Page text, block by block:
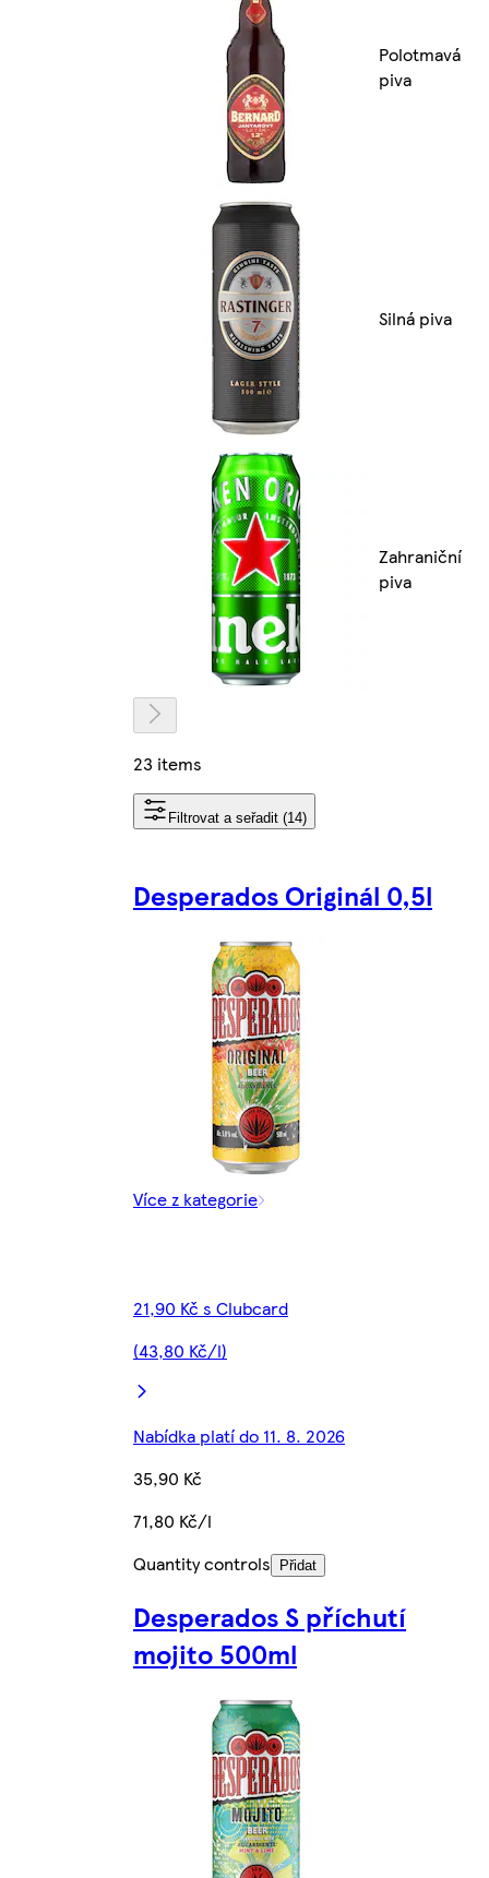
Polotmavá
piva
Silná piva
Zahraniční
piva
23 items
Filtrovat a seřadit (14)
Desperados Originál 0,5l
Více z kategorie
21,90 Kč s Clubcard
(43,80 Kč/l)
Nabídka platí do 11. 8. 2026
35,90 Kč
71,80 Kč/l
Quantity controls
Přidat
Desperados S příchutí
mojito 500ml